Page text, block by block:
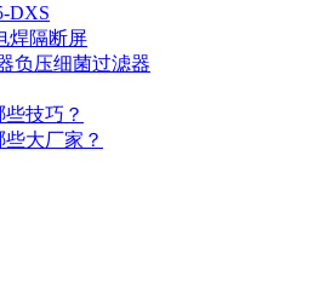
DXS
焊隔断屏
负压细菌过滤器
技巧？
大厂家？